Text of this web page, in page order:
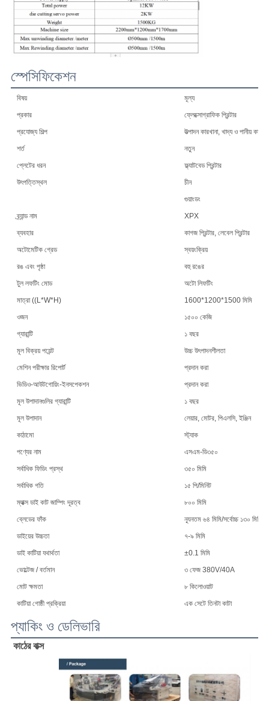
স্পেসিফিকেশন
বিষয়
মূল্য
প্রকার
ফ্লেক্সোগ্রাফিক প্রিন্টার
প্রযোজ্য শিল্প
উত্পাদন কারখানা, খাদ্য ও পানীয়
শর্ত
নতুন
প্লেটের ধরন
ফ্ল্যাটবেড প্রিন্টার
উৎপত্তিস্থল
চীন
গুয়াংডং
ব্র্যান্ড নাম
XPX
ব্যবহার
কাগজ প্রিন্টার, লেবেল প্রিন্টার
অটোমেটিক গ্রেড
স্বয়ংক্রিয়
রঙ এবং পৃষ্ঠা
বহু রঙের
টুল লফটিং মোড
অটো লিফটিং
মাত্রা ((L*W*H)
1600*1200*1500 মিমি
ওজন
১৫০০ কেজি
গ্যারান্টি
১ বছর
মূল বিক্রয় পয়েন্ট
উচ্চ উৎপাদনশীলতা
মেশিন পরীক্ষার রিপোর্ট
প্রদান করা
ভিডিও-আউটগোয়িং-ইনসপেকশন
প্রদান করা
মূল উপাদানগুলির গ্যারান্টি
১ বছর
মূল উপাদান
লেয়ার, মোটর, পিএলসি, ইঞ্জিন
কাঠামো
স্ট্যাক
পণ্যের নাম
এসএম-ডি৩৫০
সর্বাধিক ফিডিং প্রস্থ
৩৫০ মিমি
সর্বাধিক গতি
১৫ পি/মিনিট
ম্যাক্স ডাই কাট জাম্পিং দূরত্ব
৮০০ মিমি
ব্লেডের ফাঁক
ন্যূনতম ৬৪ মিমি/সর্বোচ্চ ১৩০ মিমি
ডাইয়ের উচ্চতা
৭-৯ মিমি
ডাই কাটিয়া যথার্থতা
±0.1 মিমি
ভোল্টেজ / বর্তমান
৩ ফেজ 380V/40A
মোট ক্ষমতা
৮ কিলোওয়াট
কাটিয়া গোষ্ঠী প্রক্রিয়া
এক সেটে তিনটা কাটা
প্যাকিং ও ডেলিভারি
কাঠের বাক্স